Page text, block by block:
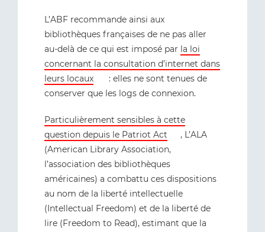
L’ABF recommande ainsi aux
bibliothèques françaises de ne pas aller
au-delà de ce qui est imposé par la loi
concernant la consultation d’internet dans
leurs locaux
: elles ne sont tenues de
conserver que les logs de connexion.
Particulièrement sensibles à cette
question depuis le Patriot Act
, L’ALA
(American Library Association,
l’association des bibliothèques
américaines) a combattu ces dispositions
au nom de la liberté intellectuelle
(Intellectual Freedom) et de la liberté de
lire (Freedom to Read), estimant que la